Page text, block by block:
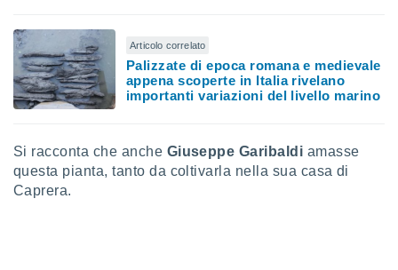
dei
su
dati
la
della
Articolo correlato
Palizzate di epoca romana e medievale
appena scoperte in Italia rivelano
importanti variazioni del livello marino
Si racconta che anche Giuseppe Garibaldi amasse
questa pianta, tanto da coltivarla nella sua casa di
Caprera.